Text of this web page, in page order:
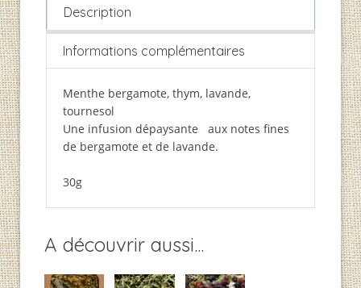
Description
Informations complémentaires
Menthe bergamote, thym, lavande,
tournesol
Une infusion dépaysante aux notes fines
de bergamote et de lavande.
30g
A découvrir aussi...